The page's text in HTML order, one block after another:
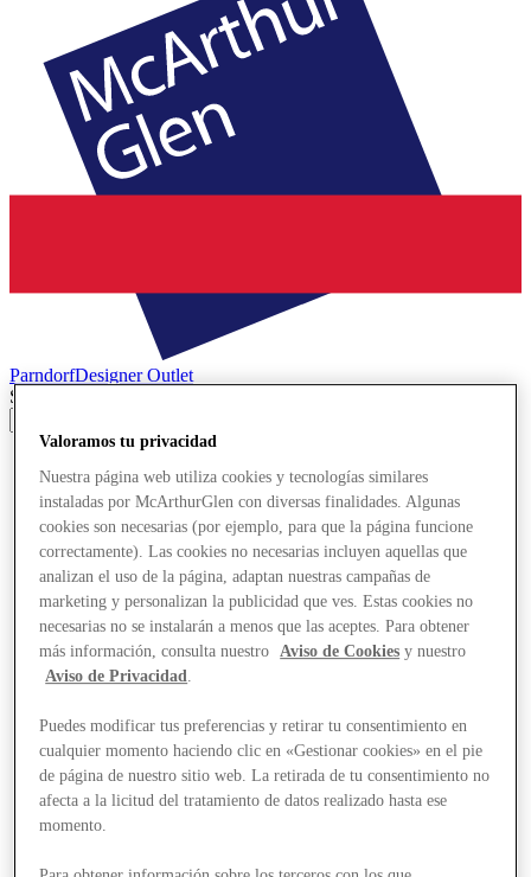
ParndorfDesigner Outlet
Search input
Valoramos tu privacidad
Nuestra página web utiliza cookies y tecnologías similares
instaladas por McArthurGlen con diversas finalidades. Algunas
cookies son necesarias (por ejemplo, para que la página funcione
correctamente). Las cookies no necesarias incluyen aquellas que
analizan el uso de la página, adaptan nuestras campañas de
marketing y personalizan la publicidad que ves. Estas cookies no
necesarias no se instalarán a menos que las aceptes. Para obtener
más información, consulta nuestro
Aviso de Cookies y nuestro
Aviso de Privacidad
Puedes modificar tus preferencias y retirar tu consentimiento en
cualquier momento haciendo clic en «Gestionar cookies» en el pie
de página de nuestro sitio web. La retirada de tu consentimiento no
afecta a la licitud del tratamiento de datos realizado hasta ese
momento.